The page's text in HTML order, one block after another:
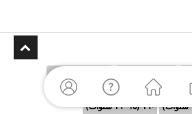
١٣٠ (٩-١٠سنوات)
١٦٠ (١٥- ١٦ سنوات)